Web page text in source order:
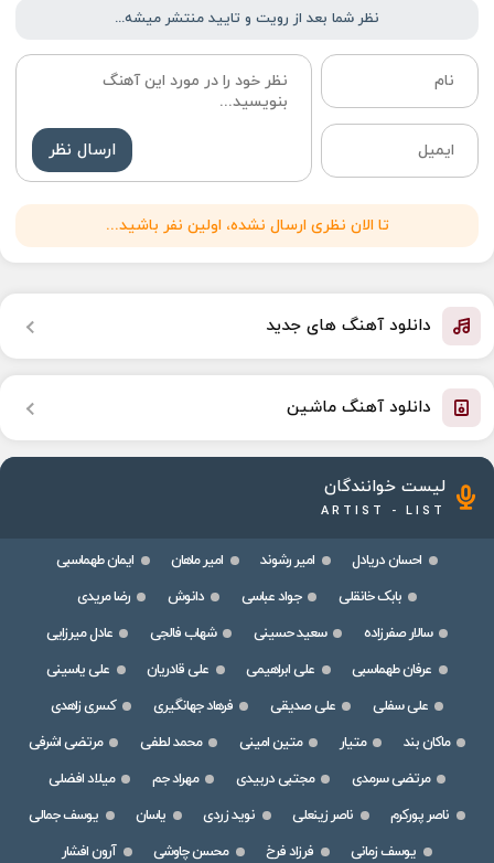
نظر شما بعد از رویت و تایید منتشر میشه...
ارسال نظر
تا الان نظری ارسال نشده، اولین نفر باشید...
دانلود آهنگ های جدید
دانلود آهنگ ماشین
لیست خوانندگان
ARTIST - LIST
احسان دریادل امیر رشوند امیر ماهان
ایمان طهماسبی
بابک خانقلی
جواد عباسی دانوش
رضا مریدی
سالار صفرزاده
سعید حسینی شهاب فالجی
عادل میرزایی
عرفان طهماسبی
علی ابراهیمی علی قادریان
علی یاسینی
علی سفلی
علی صدیقی فرهاد جهانگیری
کسری زاهدی
ماکان بند
متیار متین امینی محمد لطفی
مرتضی اشرفی
مرتضی سرمدی
مجتبی دربیدی مهراد جم
میلاد افضلی
ناصر پورکرم
ناصر زینعلی نوید زردی یاسان
یوسف جمالی
یوسف زمانی
فرزاد فرخ محسن چاوشی
آرون افشار